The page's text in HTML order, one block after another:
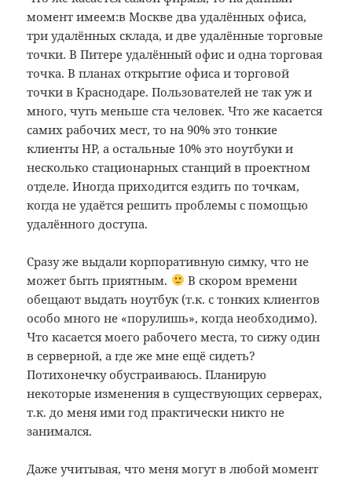
момент имеем:в Москве два удалённых офиса,
три удалённых склада, и две удалённые торговые
точки. В Питере удалённый офис и одна торговая
точка. В планах открытие офиса и торговой
точки в Краснодаре. Пользователей не так уж и
много, чуть меньше ста человек. Что же касается
самих рабочих мест, то на 90% это тонкие
клиенты HP, а остальные 10% это ноутбуки и
несколько стационарных станций в проектном
отделе. Иногда приходится ездить по точкам,
когда не удаётся решить проблемы с помощью
удалённого доступа.
Сразу же выдали корпоративную симку, что не
может быть приятным.
В скором времени
обещают выдать ноутбук (т.к. с тонких клиентов
особо много не «порулишь», когда необходимо).
Что касается моего рабочего места, то сижу один
в серверной, а где же мне ещё сидеть?
Потихонечку обустраиваюсь. Планирую
некоторые изменения в существующих серверах,
т.к. до меня ими год практически никто не
занимался.
Даже учитывая, что меня могут в любой момент